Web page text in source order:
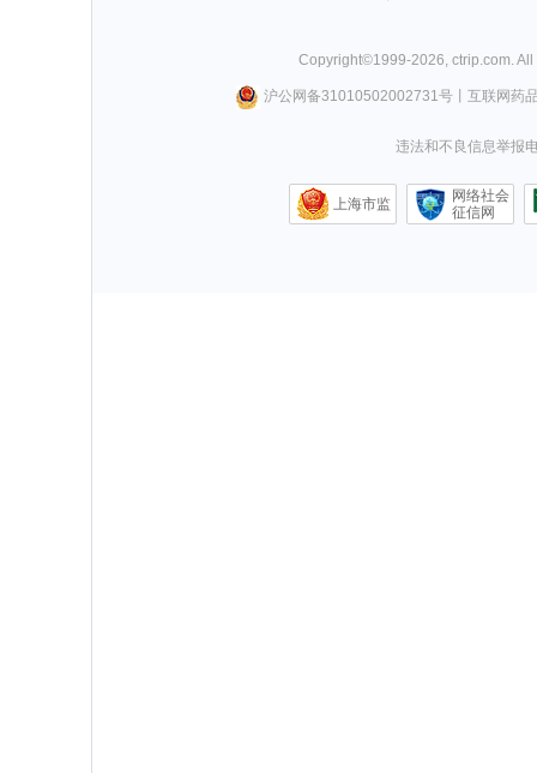
Copyright©1999-2026, ctrip.com.
沪公网备31010502002731号丨 互联网药
违法和不良信息举报
上海市监
网络社会
征信网